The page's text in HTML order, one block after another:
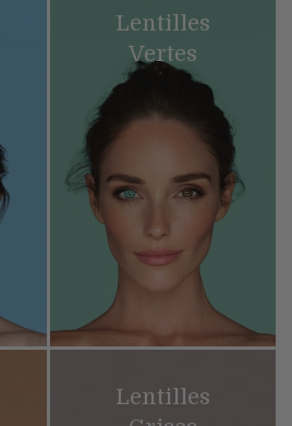
Lentilles
Vertes
Lentilles